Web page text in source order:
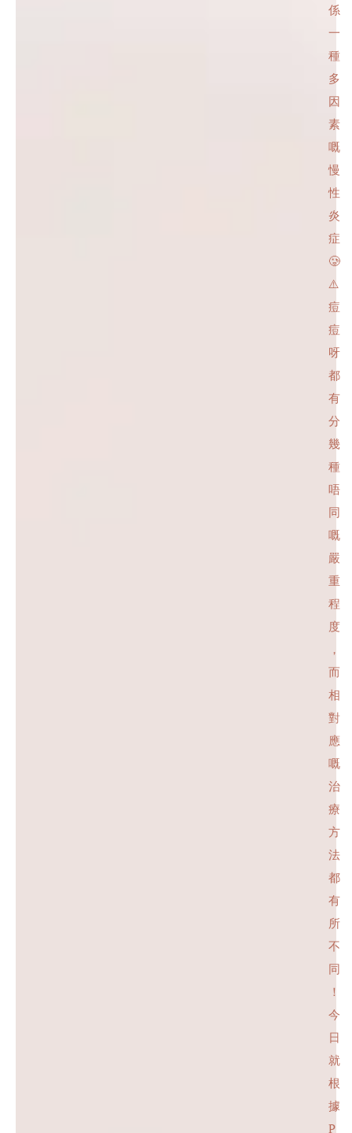
係
一
種
多
因
素
嘅
慢
性
炎
症
🥲
⚠️
痘
痘
呀
都
有
分
幾
種
唔
同
嘅
嚴
重
程
度
，
而
相
對
應
嘅
治
療
方
法
都
有
所
不
同
！
今
日
就
根
據
P